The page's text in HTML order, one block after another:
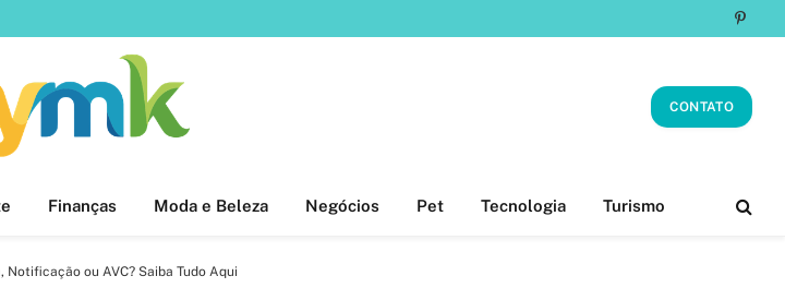
CONTATO
Finanças Moda e Beleza Negócios Pet Tecnologia Turismo
Notificação ou AVC? Saiba Tudo Aqui